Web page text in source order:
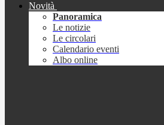
Novità
Panoramica
Le notizie
Le circolari
Calendario eventi
Albo online